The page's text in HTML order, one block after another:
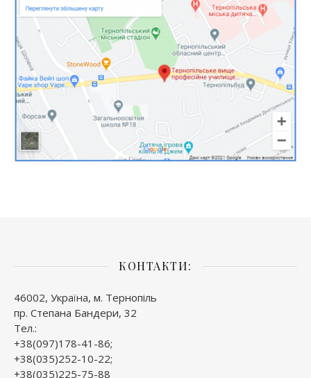
КОНТАКТИ:
46002, Україна, м. Тернопіль
пр. Степана Бандери, 32
Тел.:
+38(097)178-41-86;
+38(035)252-10-22;
+38(035)225-75-88